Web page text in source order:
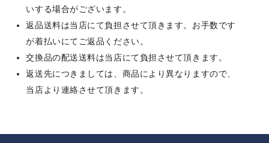
いする場合がございます。
返品送料は当店にて負担させて頂きます。お手数です
が着払いにてご返品ください。
交換品の配送送料は当店にて負担させて頂きます。
返送先につきましては、商品により異なりますので、
当店より連絡させて頂きます。